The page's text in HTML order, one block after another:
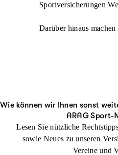
Sportversicherungen
Darüber hinaus
Wie können wir Ihnen sonst
ARAG Sport-
Lesen Sie nützliche
sowie Neues zu unseren
Vereine und